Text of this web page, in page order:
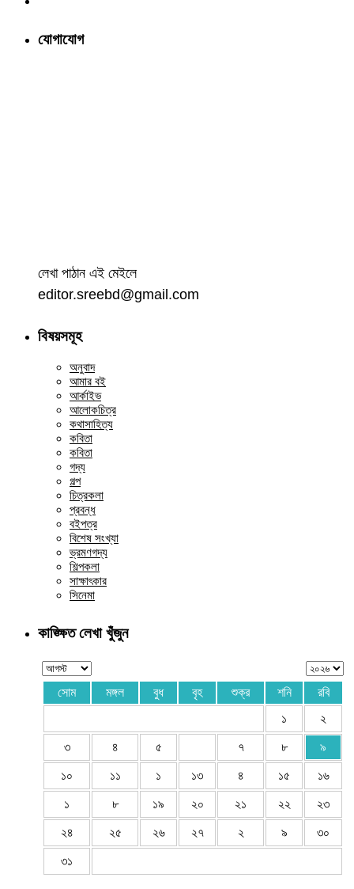
যোগাযোগ
লেখা পাঠান এই মেইলে
editor.sreebd@gmail.com
বিষয়সমূহ
অনুবাদ
আমার বই
আর্কাইভ
আলোকচিত্র
কথাসাহিত্য
কবিতা
কবিতা
গদ্য
গল্প
চিত্রকলা
প্রবন্ধ
বইপত্র
বিশেষ সংখ্যা
ভ্রমণগদ্য
শিল্পকলা
সাক্ষাৎকার
সিনেমা
কাঙ্ক্ষিত লেখা খুঁজুন
সোম মঙ্গল বুধ বৃহ শুক্র শনি
রবি
১
২
৩ ৪ ৫ ৭ ৮ ৯
১০ ১১ ১ ১৩ ৪ ১৫ ১৬
১ ৮ ১৯ ২০ ২১ ২২ ২৩
২৪ ২৫ ২৬ ২৭ ২ ৯ ৩০
৩১